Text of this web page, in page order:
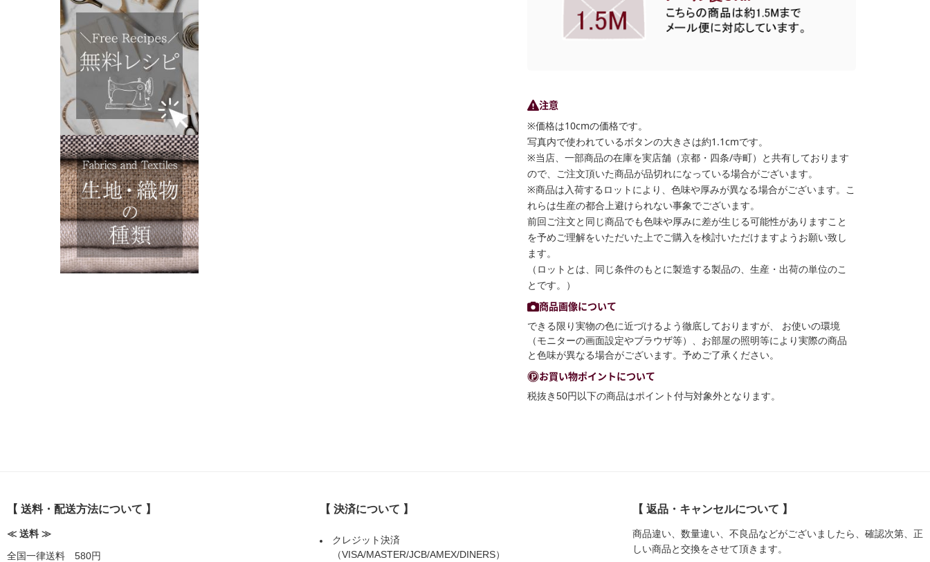
注意
※価格は10cmの価格です。
写真内で使われているボタンの大きさは約1.1cmです。
※当店、一部商品の在庫を実店舗（京都・四条/寺町）と共有しております
ので、ご注文頂いた商品が品切れになっている場合がございます。
※商品は入荷するロットにより、色味や厚みが異なる場合がございます。こ
れらは生産の都合上避けられない事象でございます。
前回ご注文と同じ商品でも色味や厚みに差が生じる可能性がありますこと
を予めご理解をいただいた上でご購入を検討いただけますようお願い致し
ます。
（ロットとは、同じ条件のもとに製造する製品の、生産・出荷の単位のこ
とです。）
商品画像について
できる限り実物の色に近づけるよう徹底しておりますが、 お使いの環境
（モニターの画面設定やブラウザ等）、お部屋の照明等により実際の商品
と色味が異なる場合がございます。予めご了承ください。
お買い物ポイントについて
税抜き50円以下の商品はポイント付与対象外となります。
【 送料・配送方法について 】
≪ 送料 ≫
全国一律送料 580円
【 決済について 】
クレジット決済
（VISA/MASTER/JCB/AMEX/DINERS）
【 返品・キャンセルについて 】
商品違い、数量違い、不良品などがございましたら、確認次第、正
しい商品と交換をさせて頂きます。